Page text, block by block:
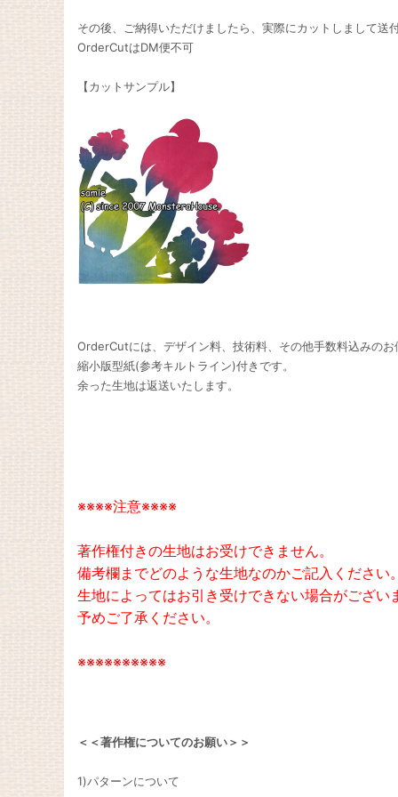
その後、ご納得いただけましたら、実際にカットしまして送
OrderCutはDM便不可
【カットサンプル】
OrderCutには、デザイン料、技術料、その他手数料込みのお
縮小版型紙(参考キルトライン)付きです。
余った生地は返送いたします。
※※※※注意※※※※
著作権付きの生地はお受けできません。
備考欄までどのような生地なのかご記入ください。
生地によってはお引き受けできない場合がござい
予めご了承ください。
※※※※※※※※※※
＜＜著作権についてのお願い＞＞
1)パターンについて